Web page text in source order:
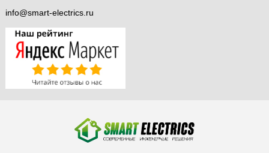
info@smart-electrics.ru